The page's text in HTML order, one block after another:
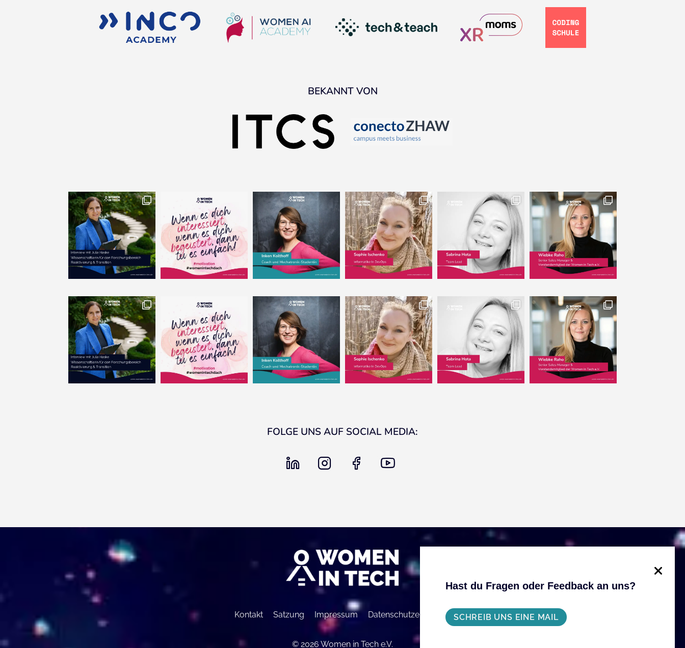
BEKANNT VON
FOLGE UNS AUF SOCIAL MEDIA:
linkedin instagram
Kontakt Satzung Impressum Datenschutzerklärung
© 2026 Women in Tech e.V.
Hast du Fragen oder Feedback an uns?
SCHREIB UNS EINE MAIL